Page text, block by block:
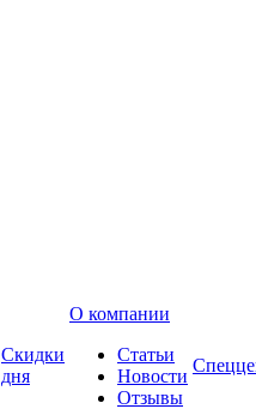
Скидки
дня
О компании
Статьи
Новости
Отзывы